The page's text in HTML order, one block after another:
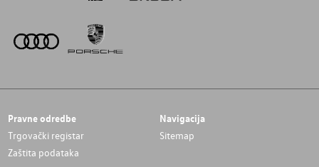
Pravne odredbe
Trgovački registar
Zaštita podataka
Navigacija
Sitemap